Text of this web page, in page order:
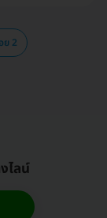
ย 2
ไลน์